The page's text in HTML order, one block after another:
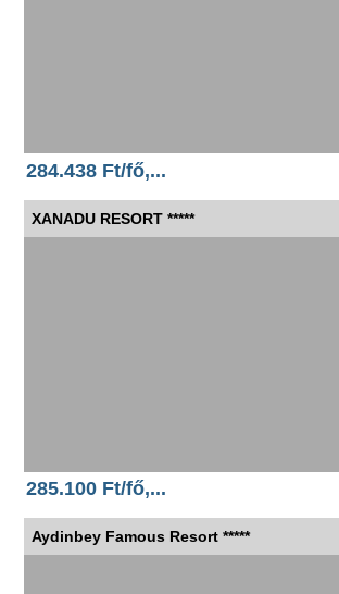
284.438 Ft/fő,...
XANADU RESORT *****
285.100 Ft/fő,...
Aydinbey Famous Resort *****